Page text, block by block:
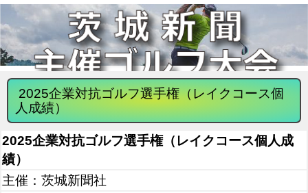
2025企業対抗ゴルフ選手権（レイクコース個
人成績）
2025企業対抗ゴルフ選手権（レイクコース個人成
績）
主催：茨城新聞社